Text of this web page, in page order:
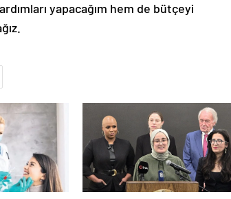
yapacağım hem de bütçeyi